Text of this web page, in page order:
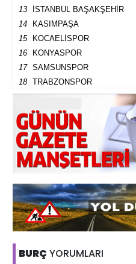
13
İSTANBUL BAŞAKŞEHİR
14
KASIMPAŞA
15
KOCAELİSPOR
16
KONYASPOR
17
SAMSUNSPOR
18
TRABZONSPOR
BURÇ YORUMLARI